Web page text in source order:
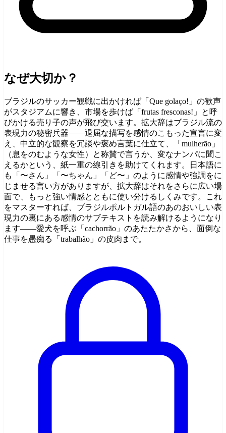
なぜ大切か？
ブラジルのサッカー観戦に出かければ「Que golaço!」の歓声
がスタジアムに響き、市場を歩けば「frutas fresconas!」と呼
びかける売り子の声が飛び交います。拡大辞はブラジル流の
表現力の秘密兵器——退屈な描写を感情のこもった宣言に変
え、中立的な観察を冗談や褒め言葉に仕立て、「mulherão」
（息をのむような女性）と称賛で言うか、変なナンパに聞こ
えるかという、紙一重の線引きを助けてくれます。日本語に
も「〜さん」「〜ちゃん」「ど〜」のように感情や強調をに
じませる言い方がありますが、拡大辞はそれをさらに広い場
面で、もっと強い情感とともに使い分けるしくみです。これ
をマスターすれば、ブラジルポルトガル語のあのおいしい表
現力の裏にある感情のサブテキストを読み解けるようになり
ます——愛犬を呼ぶ「cachorrão」のあたたかさから、面倒な
仕事を愚痴る「trabalhão」の皮肉まで。